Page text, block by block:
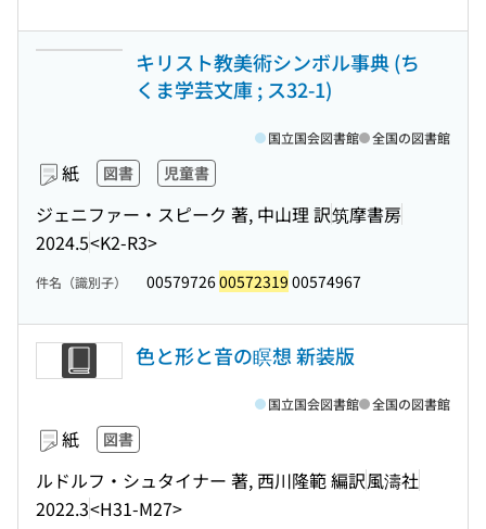
キリスト教美術シンボル事典 (ち
くま学芸文庫 ; ス32-1)
紙 図書 児童書
ジェニファー・スピーク 著, 中山理 訳筑摩書房
2024.5<K2-R3>
国立国会図書館 全国の図書館
件名（識別子） 0057972600572319 00574967
色と形と音の瞑想 新装版
紙 図書
ルドルフ・シュタイナー 著, 西川隆範 編訳風濤社
2022.3<H31-M27>
国立国会図書館 全国の図書館